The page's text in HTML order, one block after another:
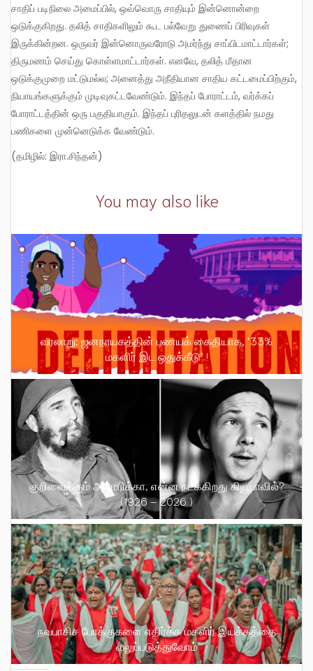
சாதிப் படிநிலை அமைப்பில், ஒவ்வொரு சாதியும் இன்னொன்றை
ஒடுக்குகிறது. தலித் சாதிகளிலும் கூட பல்வேறு துணைப் பிரிவுகள்
இருக்கின்றன. ஒருவர் இன்னொருவரோடு அமர்ந்து சாப்பிடமாட்டார்கள்;
திருமணம் செய்து கொள்ளமாட்டார்கள். எனவே, தலித் மீதான
ஒடுக்குமுறை மட்டுமல்ல; அனைத்து அநீதியான சாதிய கட்டமைப்பிற்கும்,
நியாயங்களுக்கும் முடிவுகட்டவேண்டும். இந்தப் போராட்டம், வர்க்கப்
போராட்டத்தின் ஒரு பகுதியாகும். இந்தப் புரிதலுடன் களத்தில் நமது
பணிகளை முன்னெடுக்க வேண்டும்.
(தமிழில்: இரா.சிந்தன்)
You may also like
வரலாறு: ஜனநாயகத்தின் பணயக் கைதியாக, ‘33%
மகளிர் இட ஒதுக்கீடு’ !
குறிவைக்கும் அமெரிக்கா, என்ன நடக்கிறது கியூபாவில்?
(1926 – 2026 )
நவபாசிச போக்குகளை எதிர்க்க மகளிர் இயக்கத்தை
வலுப்படுத்துவோம்